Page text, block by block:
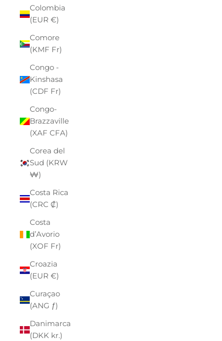
Colombia
(EUR €)
Comore
(KMF Fr)
Congo -
Kinshasa
(CDF Fr)
Congo-
Brazzaville
(XAF CFA)
Corea del
Sud (KRW
₩)
Costa Rica
(CRC ₡)
Costa
d’Avorio
(XOF Fr)
Croazia
(EUR €)
Curaçao
(ANG ƒ)
Danimarca
(DKK kr.)